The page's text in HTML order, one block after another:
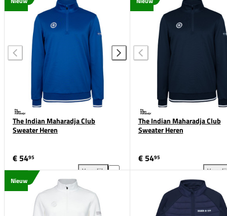
The Indian Maharadja Club
Sweater Heren
€ 5495
Vergelijk
The Indian Maharadja Club Sweater Heren
The Indian Maharadja Club
Sweater Heren
€ 5495
Nieuw